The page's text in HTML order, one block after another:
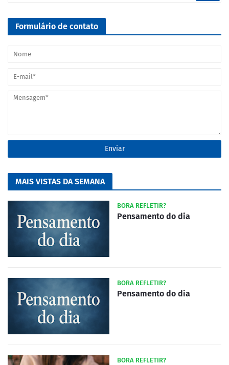
Formulário de contato
MAIS VISTAS DA SEMANA
BORA REFLETIR?
Pensamento do dia
BORA REFLETIR?
Pensamento do dia
BORA REFLETIR?